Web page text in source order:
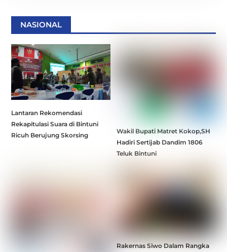
NASIONAL
Lantaran Rekomendasi
Rekapitulasi Suara di Bintuni
Ricuh Berujung Skorsing
Wakil Bupati Matret Kokop,SH
Hadiri Sertijab Dandim 1806
Teluk Bintuni
Rakernas Siwo Dalam Rangka